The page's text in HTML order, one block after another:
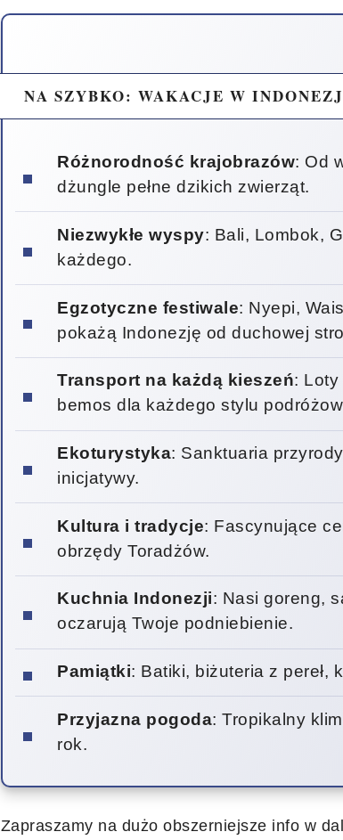
NA SZYBKO: WAKACJE W
Różnorodność krajobrazów: Od
dżungle pełne dzikich zwierząt.
Niezwykłe wyspy: Bali, Lombok,
każdego.
Egzotyczne festiwale: Nyepi,
pokażą Indonezję od duchowej
Transport na każdą kieszeń: Loty
bemos dla każdego stylu
Ekoturystyka: Sanktuaria
inicjatywy.
Kultura i tradycje: Fascynujące
obrzędy Toradżów.
Kuchnia Indonezji: Nasi goreng,
oczarują Twoje podniebienie.
Pamiątki: Batiki, biżuteria z pereł,
Przyjazna pogoda: Tropikalny
rok.
Zapraszamy na dużo obszerniejsze info w